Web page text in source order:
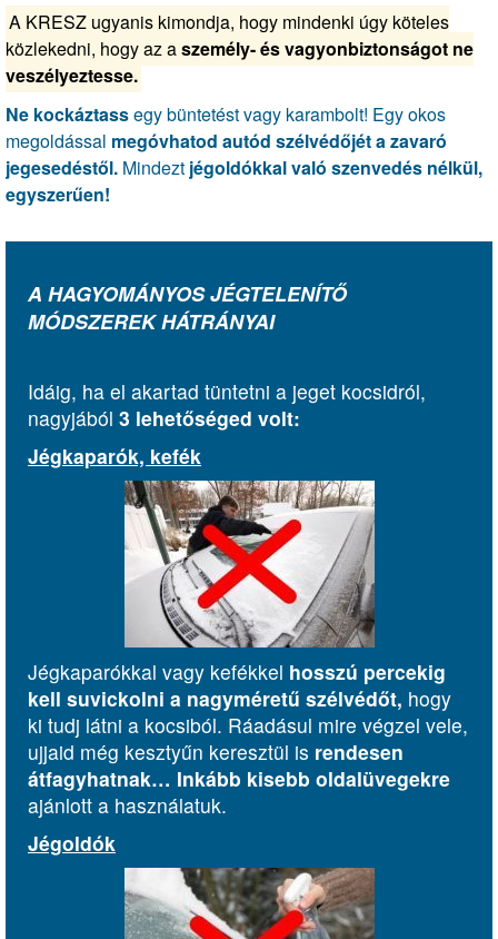
A KRESZ ugyanis kimondja, hogy mindenki úgy köteles
közlekedni, hogy az aszemély- és vagyonbiztonságot ne
veszélyeztesse.
Ne kockáztassegy büntetést vagy karambolt! Egy okos
megoldással megóvhatod autód szélvédőjét a zavaró
jegesedéstől. Mindezt jégoldókkal való szenvedés nélkül,
egyszerűen!
A HAGYOMÁNYOS JÉGTELENÍTŐ
MÓDSZEREK HÁTRÁNYAI
Idáig, ha el akartad tüntetni a jeget kocsidról,
nagyjából 3 lehetőséged volt:
Jégkaparók, kefék
Jégkaparókkal vagy kefékkel hosszú percekig
kell suvickolni a nagyméretű szélvédőt, hogy
ki tudj látni a kocsiból. Ráadásul mire végzel vele,
ujjaid még kesztyűn keresztül is rendesen
átfagyhatnak… Inkább kisebb oldalüvegekre
ajánlott a használatuk.
Jégoldók